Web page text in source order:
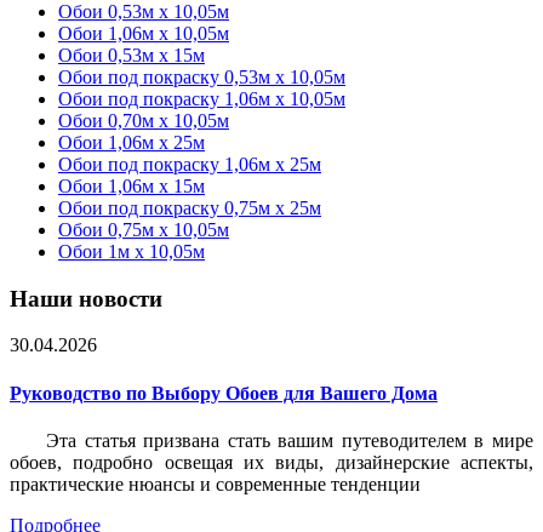
Обои 0,53м x 10,05м
Обои 1,06м х 10,05м
Обои 0,53м x 15м
Обои под покраску 0,53м x 10,05м
Обои под покраску 1,06м х 10,05м
Обои 0,70м x 10,05м
Обои 1,06м x 25м
Обои под покраску 1,06м x 25м
Обои 1,06м x 15м
Обои под покраску 0,75м x 25м
Обои 0,75м x 10,05м
Обои 1м х 10,05м
Наши новости
30.04.2026
Руководство по Выбору Обоев для Вашего Дома
Эта статья призвана стать вашим путеводителем в мире
обоев, подробно освещая их виды, дизайнерские аспекты,
практические нюансы и современные тенденции
Подробнее